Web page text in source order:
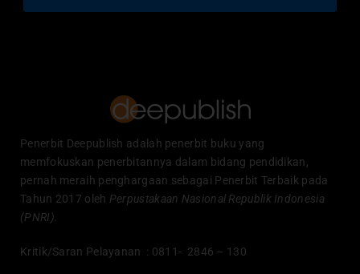
Penerbit Deepublish adalah penerbit buku yang
memfokuskan penerbitannya dalam bidang pendidikan,
pernah meraih penghargaan sebagai Penerbit Terbaik pada
Tahun 2017 oleh Perpustakaan Nasional Republik Indonesia
(PNRI).
Kritik/Saran Pelayanan : 0811- 2846 – 130